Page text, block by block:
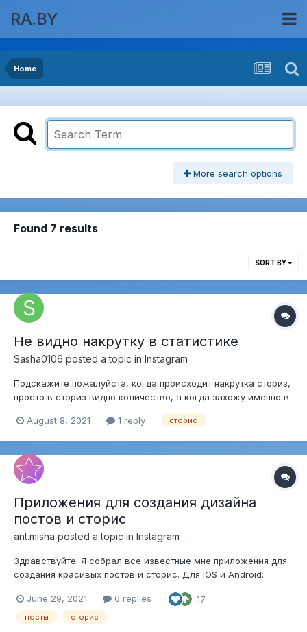
RA.BY
Home
More search options
Found 7 results
SORT BY
Не видно накрутку в статистике
Sasha0106 posted a topic in Instagram
Подскажите пожалуйста, когда происходит накрутка сториз,
просто в сториз видно количество, а когда захожу именно в
August 8, 2021
1 reply сторис
Приложения для создания дизайна
постов и сторис
ant.misha posted a topic in Instagram
Здравствуйте. Я собрал все известные мне приложения для
создания красивых постов и сторис. Для IOS и Android:
Шаблоны для фото и видео: • Unfold; • StoryArt. Стильные
дизайнерские р...
June 29, 2021 6 replies 17
посты сторис